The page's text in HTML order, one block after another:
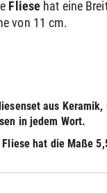
Fliese hat eine
von 11 cm.
aus
in jedem Wort.
hat die Maße